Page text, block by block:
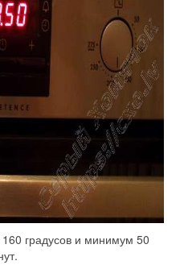
160 градусов и минимум 50